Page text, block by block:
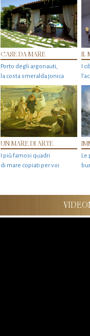
CASE DA MARE
Porto degli argonauti,
la costa smeralda jonica
IL
I
UN MARE DI ARTE
I più famosi quadri
di mare copiati per voi
Le